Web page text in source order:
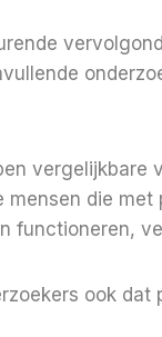
vergelijkbare
mensen die
functioneren,
ook